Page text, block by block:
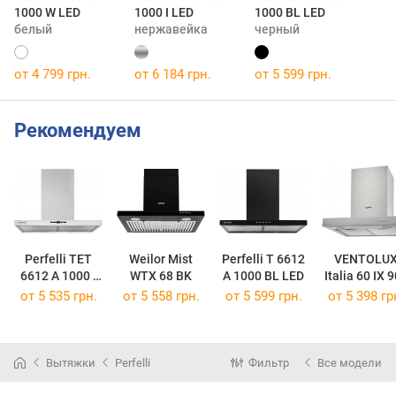
1000 W LED
белый
1000 I LED
нержавейка
1000 BL LED
черный
от 4 799 грн. от 6 184 грн. от 5 599 грн.
Рекомендуем
Perfelli TET
6612 A 1000 I
LED
Weilor Mist
WTX 68 BK
Perfelli T 6612
A 1000 BL LED
Italia 60 IX
PB
от 5 535 грн. от 5 558 грн. от 5 599 грн. от 5 398
Вытяжки Perfelli Фильтр Все модели